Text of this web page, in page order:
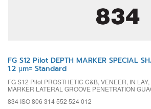
FG S12 Pilot DEPTH MARKER SPECIAL
1.2 µm= Standard
FG S12 Pilot PROSTHETIC C&B, VENEER, IN
MARKER LATERAL GROOVE PENETRATION
834 ISO 806 314 552 524 012